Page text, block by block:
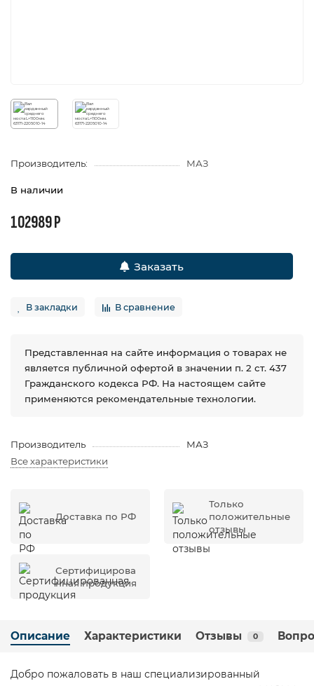
Производитель: МАЗ
В наличии
102989 Р
Заказать
В закладки В сравнение
Представленная на сайте информация о товарах не
является публичной офертой в значении п. 2 ст. 437
Гражданского кодекса РФ. На настоящем сайте
применяются рекомендательные технологии.
Производитель
МАЗ
Все характеристики
Доставка по РФ
Только
положительные
отзывы
Сертифицирова
нная продукция
Описание Характеристики Отзывы 0
Добро пожаловать в наш специализированный